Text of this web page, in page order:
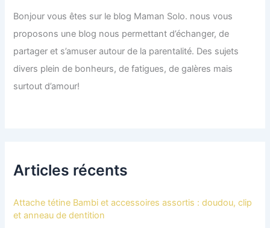
Bonjour vous êtes sur le blog Maman Solo. nous vous
proposons une blog nous permettant d’échanger, de
partager et s’amuser autour de la parentalité. Des sujets
divers plein de bonheurs, de fatigues, de galères mais
surtout d’amour!
Articles récents
Attache tétine Bambi et accessoires assortis : doudou, clip
et anneau de dentition